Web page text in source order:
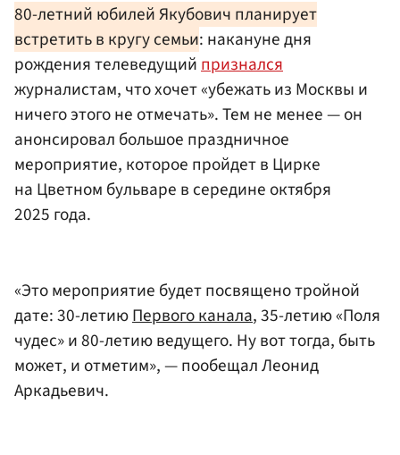
80-летний юбилей Якубович планирует
встретить в кругу семьи: накануне дня
рождения телеведущийпризнался
журналистам, что хочет «убежать из Москвы и
ничего этого не отмечать». Тем не менее — он
анонсировал большое праздничное
мероприятие, которое пройдет в Цирке
на Цветном бульваре в середине октября
2025 года.
«Это мероприятие будет посвящено тройной
дате: 30-летиюПервого канала, 35-летию «Поля
чудес» и 80-летию ведущего. Ну вот тогда, быть
может, и отметим», — пообещал Леонид
Аркадьевич.